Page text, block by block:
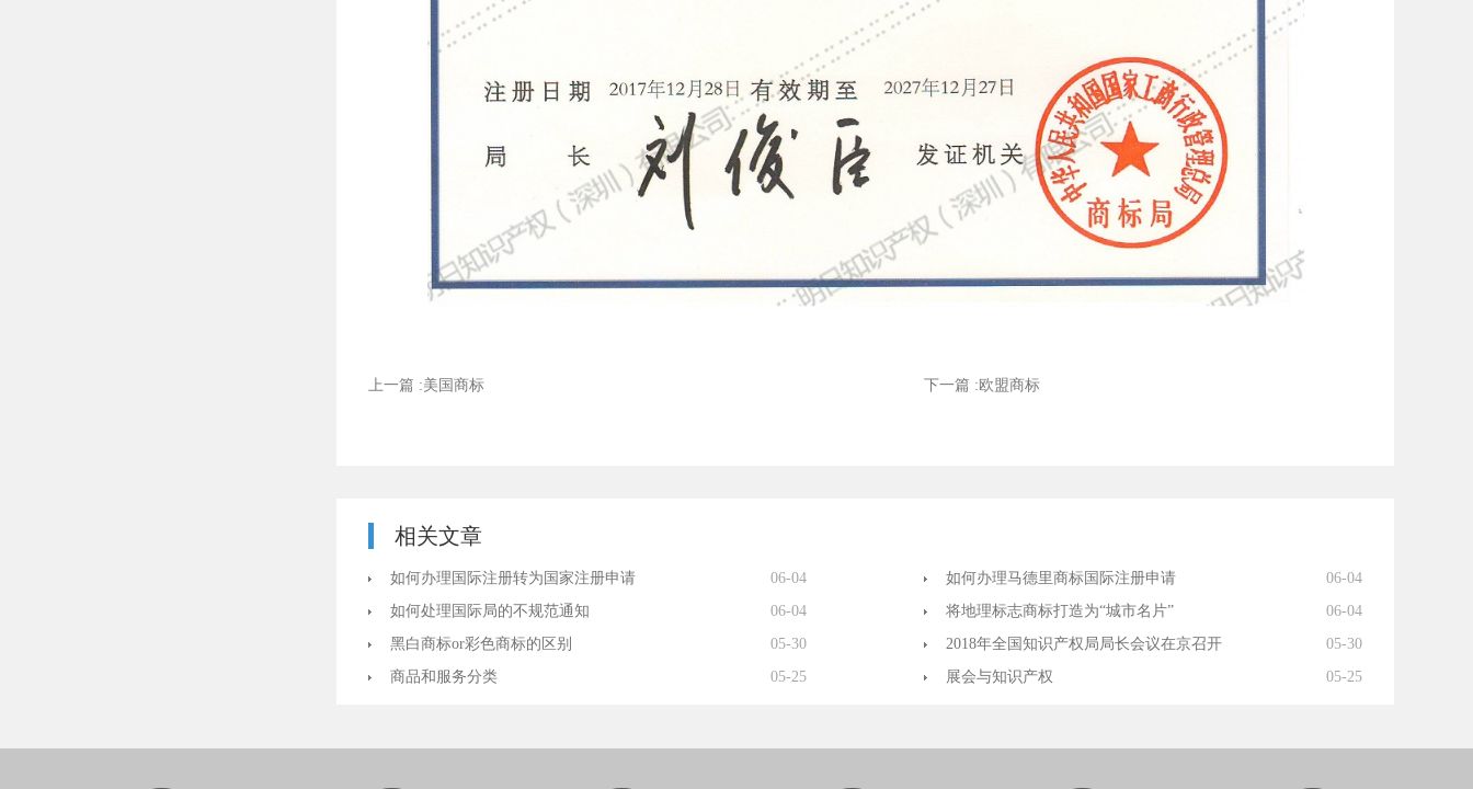
上一篇 :美国商标 下一篇 :欧盟商标
相关文章
如何办理国际注册转为国家注册申请 06-04 如何办理马德里商标国际注册申请
06-04
如何处理国际局的不规范通知
06-04 将地理标志商标打造为“城市名片”
06-04
黑白商标or彩色商标的区别
05-30 2018年全国知识产权局局长会议在京召开
05-30
商品和服务分类
05-25 展会与知识产权 05-25